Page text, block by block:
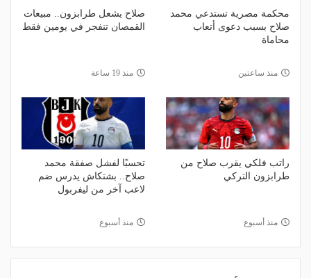
محكمة مصرية تستدعي محمد
صلاح بسبب دعوى أتعاب
محاماة
منذ ساعتين
صلاح يشعل طرابزون.. مبيعات
القمصان تنفجر في يومين فقط
منذ 19 ساعة
راتب فلكي يقرب صلاح من
طرابزون التركي
منذ أسبوع
تحسبًا لفشل صفقة محمد
صلاح.. بشتكاش يدرس ضم
لاعب آخر من ليفربول
منذ أسبوع